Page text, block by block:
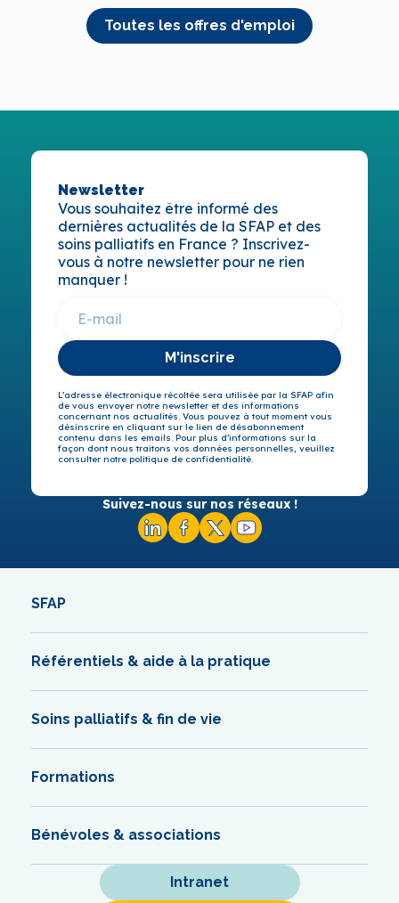
Toutes les offres d'emploi
Newsletter
Vous souhaitez être informé des
dernières actualités de la SFAP et des
soins palliatifs en France ? Inscrivez-
vous à notre newsletter pour ne rien
manquer !
M'inscrire
L’adresse électronique récoltée sera utilisée par la SFAP afin
de vous envoyer notre newsletter et des informations
concernant nos actualités. Vous pouvez à tout moment vous
désinscrire en cliquant sur le lien de désabonnement
contenu dans les emails. Pour plus d’informations sur la
façon dont nous traitons vos données personnelles, veuillez
consulter notre politique de confidentialité.
Suivez-nous sur nos réseaux !
SFAP
Référentiels & aide à la pratique
Soins palliatifs & fin de vie
Formations
Bénévoles & associations
Intranet